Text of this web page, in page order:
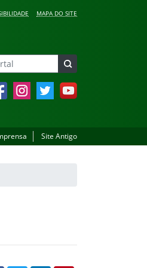
MAPA DO SITE
InstagramTwitter YouTube
Site Antigo